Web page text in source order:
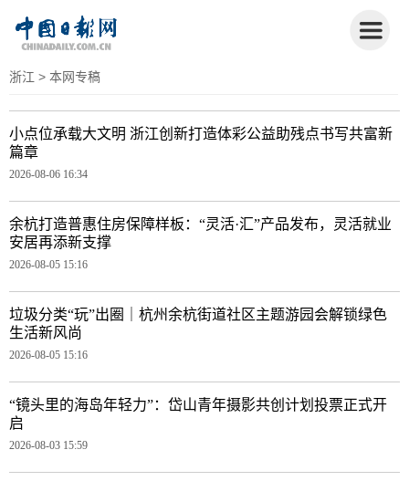
浙江 > 本网专稿
小点位承载大文明 浙江创新打造体彩公益助残点书写共富新
篇章
2026-08-06 16:34
余杭打造普惠住房保障样板：“灵活·汇”产品发布，灵活就业
安居再添新支撑
2026-08-05 15:16
垃圾分类“玩”出圈｜杭州余杭街道社区主题游园会解锁绿色
生活新风尚
2026-08-05 15:16
“镜头里的海岛年轻力”：岱山青年摄影共创计划投票正式开
启
2026-08-03 15:59